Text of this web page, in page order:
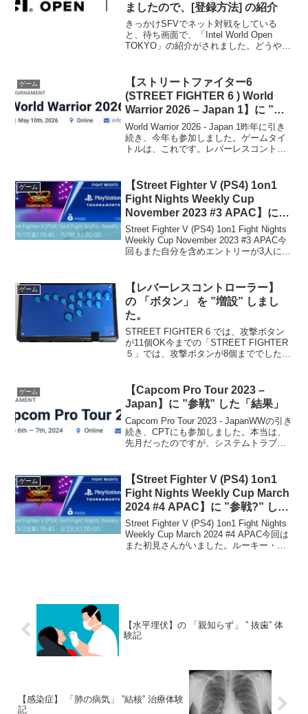
ましたので、[登録方法] の紹介
きっかけSFVでネット対戦をしている
と、待ち画面で、「Intel World Open
TOKYO」の紹介がされました。どうや
（※UTC？わからないので調べました…
...
ゲーム
【ストリートファイター6
(STREET FIGHTER 6 ) World
Warrior 2026 – Japan 1】に ”参
戦” した「結果」
World Warrior 2026 - Japan 1昨年に引き
続き、今年も参加しました。ゲームタイ
トルは、これです。レバーレスコントロ
調子悪く（勝手にジャンプが入...
ゲーム
【Street Fighter V (PS4) 1on1
Fight Nights Weekly Cup
November 2023 #3 APAC】に
”参戦?” した「結果」
Street Fighter V (PS4) 1on1 Fight Nights
Weekly Cup November 2023 #3 APAC今
回もまた自分を含めエントリーが3人にな
ゲーム
【レバーレスコントローラー】
の 「ボタン」 を ”増設” しまし
た。
STREET FIGHTER 6 では、攻撃ボタン
が11個OK今までの「STREET FIGHTER
５」では、攻撃ボタンが8個まででした
で付けられ...
ゲーム
【Capcom Pro Tour 2023 –
Japan】に ”参戦” した「結果」
Capcom Pro Tour 2023 - JapanWWの引き
続き、CPTにも参加しました。本当は、
先月だったのですが、システムトラブ
までのSFの大会の中で、一...
ゲーム
【Street Fighter V (PS4) 1on1
Fight Nights Weekly Cup March
2024 #4 APAC】に ”参戦?” した
「結果」
Street Fighter V (PS4) 1on1 Fight Nights
Weekly Cup March 2024 #4 APAC今回は
また初見さんがいました。ルーキー・リ
【水平埋伏】の 「親知らず」 ” 抜歯” 体
験記
【感染症】 「肺の病気」 ”結核” 治療体験
記